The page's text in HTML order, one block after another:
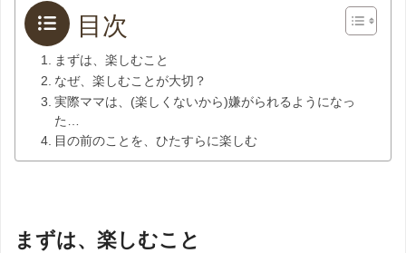
目次
まずは、楽しむこと
なぜ、楽しむことが大切？
実際ママは、(楽しくないから)嫌がられるようになっ
た…
目の前のことを、ひたすらに楽しむ
まずは、楽しむこと